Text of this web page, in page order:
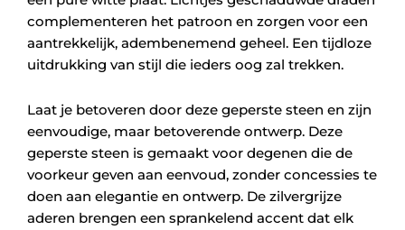
complementeren het patroon en zorgen voor een
aantrekkelijk, adembenemend geheel. Een tijdloze
uitdrukking van stijl die ieders oog zal trekken.
Laat je betoveren door deze geperste steen en zijn
eenvoudige, maar betoverende ontwerp. Deze
geperste steen is gemaakt voor degenen die de
voorkeur geven aan eenvoud, zonder concessies te
doen aan elegantie en ontwerp. De zilvergrijze
aderen brengen een sprankelend accent dat elk